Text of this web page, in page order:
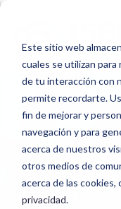
Este sitio web
cuales se utilizan
de tu interacción con
permite recordarte.
fin de mejorar y
navegación y para
acerca de nuestros
otros medios de
acerca de las
privacidad.
principal
Auditoría
de
Aplicación
Móvil